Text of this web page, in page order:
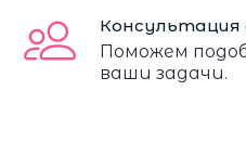
Консультация
Поможем
ваши задачи.